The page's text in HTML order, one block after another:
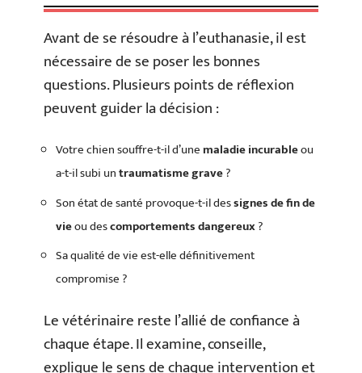
Avant de se résoudre à l’euthanasie, il est
nécessaire de se poser les bonnes
questions. Plusieurs points de réflexion
peuvent guider la décision :
Votre chien souffre-t-il d’une maladie incurableou
a-t-il subi untraumatisme grave?
Son état de santé provoque-t-il dessignes de fin de
vieou descomportements dangereux?
Sa qualité de vie est-elle définitivement
compromise ?
Le vétérinaire reste l’allié de confiance à
chaque étape. Il examine, conseille,
explique le sens de chaque intervention et